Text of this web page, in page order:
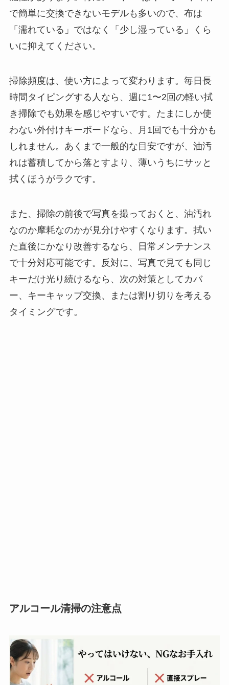
で簡単に交換できないモデルも多いので、布は
「濡れている」ではなく「少し湿っている」くら
いに抑えてください。
掃除頻度は、使い方によって変わります。毎日長
時間タイピングする人なら、週に1〜2回の軽い拭
き掃除でも効果を感じやすいです。たまにしか使
わない外付けキーボードなら、月1回でも十分かも
しれません。あくまで一般的な目安ですが、油汚
れは蓄積してから落とすより、薄いうちにサッと
拭くほうがラクです。
また、掃除の前後で写真を撮っておくと、油汚れ
なのか摩耗なのかが見分けやすくなります。拭い
た直後にかなり改善するなら、日常メンテナンス
で十分対応可能です。反対に、写真で見ても同じ
キーだけ光り続けるなら、次の対策としてカバ
ー、キーキャップ交換、または割り切りを考える
タイミングです。
アルコール清掃の注意点